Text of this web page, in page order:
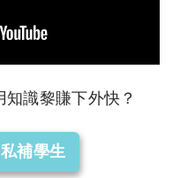
識黎賺下外快？
補學生